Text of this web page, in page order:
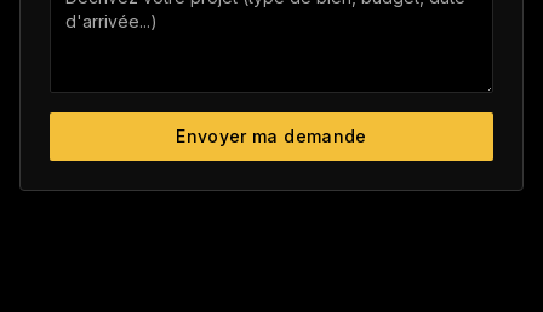
Envoyer ma demande